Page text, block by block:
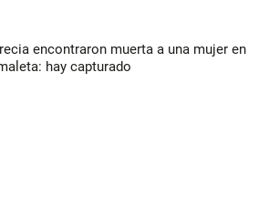
encontraron muerta a una mujer en
hay capturado